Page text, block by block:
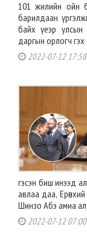
101 жилийн ойн
барилдаан
байх үеэр улсын
даргын орлогч гэх
2022-07-12
гэсэн биш инээд
авлаа даа,
Шинзо Абэ амиа
2022-07-12